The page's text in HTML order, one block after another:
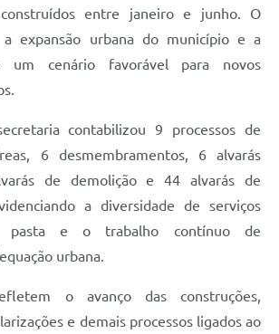
entre janeiro e junho. O
expansão urbana do município e a
um cenário favorável para novos
contabilizou 9 processos de
6 desmembramentos, 6 alvarás
de demolição e 44 alvarás de
a diversidade de serviços
pasta e o trabalho contínuo de
urbana.
o avanço das construções,
e demais processos ligados ao